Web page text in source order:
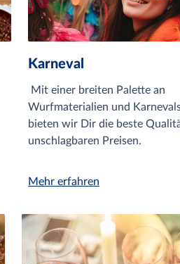
Karneval
Mit einer breiten Palette an
Wurfmaterialien und
bieten wir Dir die beste
unschlagbaren Preisen.
Mehr erfahren